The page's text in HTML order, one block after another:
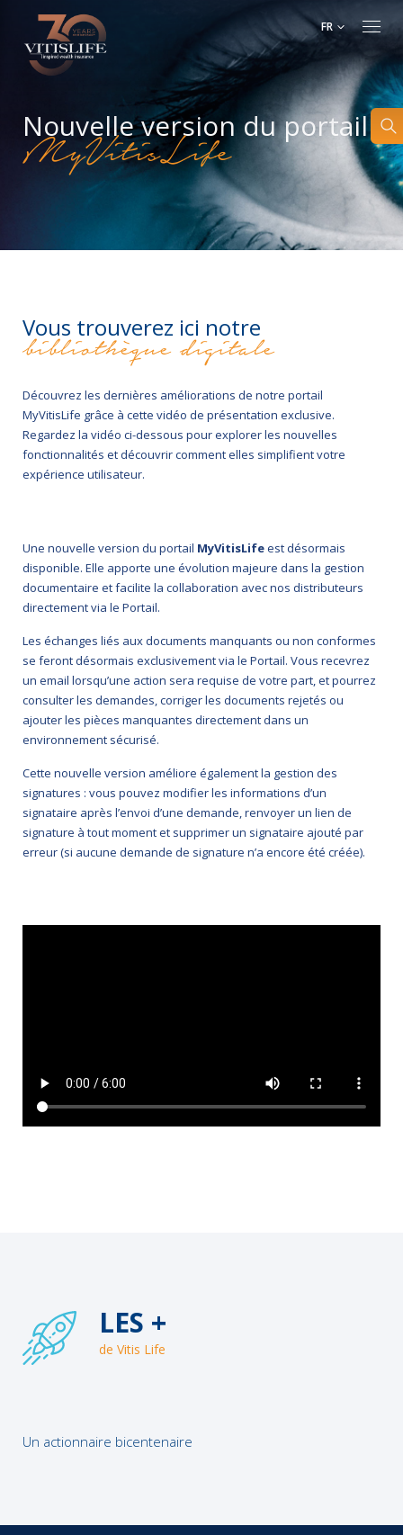
FR
Nouvelle version du portail
MyVitisLife
Vous trouverez ici notre
bibliothèque digitale
Découvrez les dernières améliorations de notre portail
MyVitisLife grâce à cette vidéo de présentation exclusive.
Regardez la vidéo ci-dessous pour explorer les nouvelles
fonctionnalités et découvrir comment elles simplifient votre
expérience utilisateur.
Une nouvelle version du portail MyVitisLifeest désormais
disponible. Elle apporte une évolution majeure dans la gestion
documentaire et facilite la collaboration avec nos distributeurs
directement via le Portail.
Les échanges liés aux documents manquants ou non conformes
se feront désormais exclusivement via le Portail. Vous recevrez
un email lorsqu’une action sera requise de votre part, et pourrez
consulter les demandes, corriger les documents rejetés ou
ajouter les pièces manquantes directement dans un
environnement sécurisé.
Cette nouvelle version améliore également la gestion des
signatures : vous pouvez modifier les informations d’un
signataire après l’envoi d’une demande, renvoyer un lien de
signature à tout moment et supprimer un signataire ajouté par
erreur (si aucune demande de signature n’a encore été créée).
LES +
de Vitis Life
Un actionnaire bicentenaire